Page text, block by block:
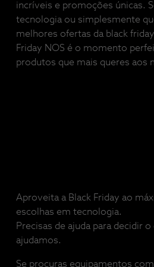
incríveis e promoções únicas.
tecnologia ou simplesmente
melhores ofertas da black
Friday NOS é o momento
produtos que mais queres aos
Aproveita a Black Friday ao
escolhas em tecnologia.
Precisas de ajuda para decidir
ajudamos.
Se procuras equipamentos